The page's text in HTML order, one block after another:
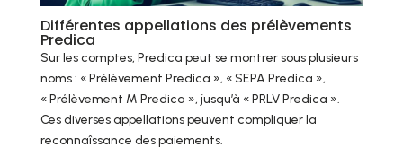
Différentes appellations des prélèvements
Predica
Sur les comptes, Predica peut se montrer sous plusieurs
noms : « Prélèvement Predica », « SEPA Predica »,
« Prélèvement M Predica », jusqu’à « PRLV Predica ».
Ces diverses appellations peuvent compliquer la
reconnaîssance des paiements.